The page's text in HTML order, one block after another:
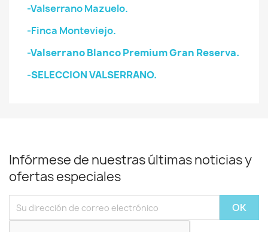
-Valserrano Mazuelo.
-Finca Monteviejo.
-Valserrano Blanco Premium Gran Reserva.
-SELECCION VALSERRANO.
Infórmese de nuestras últimas noticias y
ofertas especiales